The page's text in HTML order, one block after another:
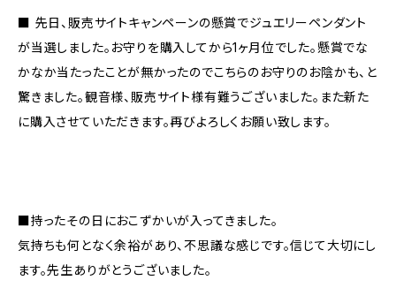
■ 先日、販売サイトキャンペーンの懸賞でジュエリーペンダント
が当選しました。お守りを購入してから1ヶ月位でした。懸賞でな
かなか当たったことが無かったのでこちらのお守りのお陰かも、と
驚きました。観音様、販売サイト様有難うございました。また新た
に購入させていただきます。再びよろしくお願い致します。
■持ったその日におこずかいが入ってきました。
気持ちも何となく余裕があり、不思議な感じです。信じて大切にし
ます。先生ありがとうございました。